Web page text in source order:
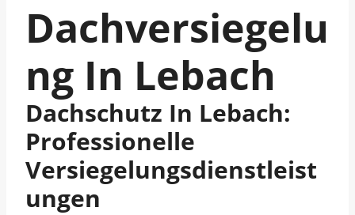
Dachversiegelu
Ng In Lebach
Dachschutz In Lebach:
Professionelle
Versiegelungsdienstleist
Ungen